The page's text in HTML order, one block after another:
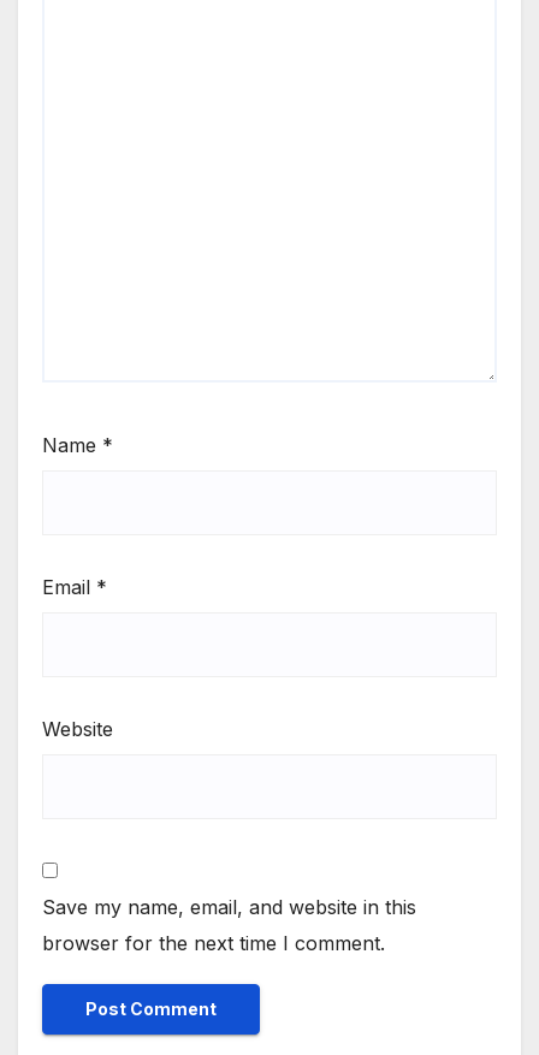
Name *
Email *
Website
Save my name, email, and website in this
browser for the next time I comment.